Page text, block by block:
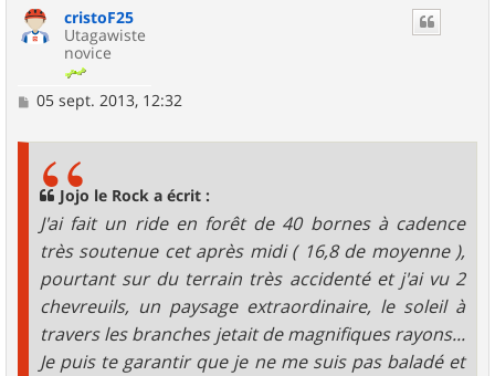
cristoF25
Utagawiste
novice
M
05 sept. 2013, 12:32
Jojo le Rock a écrit :
J'ai fait un ride en forêt de 40 bornes à cadence
très soutenue cet après midi ( 16,8 de moyenne ),
pourtant sur du terrain très accidenté et j'ai vu 2
chevreuils, un paysage extraordinaire, le soleil à
travers les branches jetait de magnifiques rayons...
Je puis te garantir que je ne me suis pas baladé et